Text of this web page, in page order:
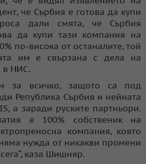
че Сърбия е готова да купи
дали смята, че Сърбия
да купи тази компания на
по-висока от останалите, той
им е свързана с дела на
в НИС.
за всичко, защото са под
Република Сърбия и нейната
а заради руските партньори.
е 100% собственик на
компания, която
нужда от никакви промени
каза Шишняр.